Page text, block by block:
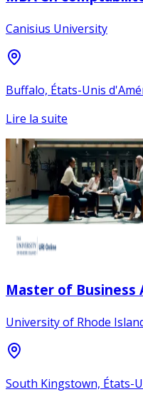
Canisius University
Buffalo, États-Unis
Lire la suite
Master of Business
University of Rhode
South Kingstown, États-